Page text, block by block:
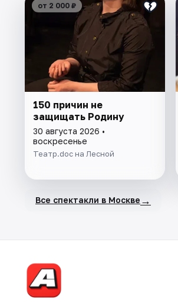
от 2 000 ₽
150 причин не
защищать Родину
30 августа 2026 •
воскресенье
Театр.doc на Лесной
Все спектакли в Москве →